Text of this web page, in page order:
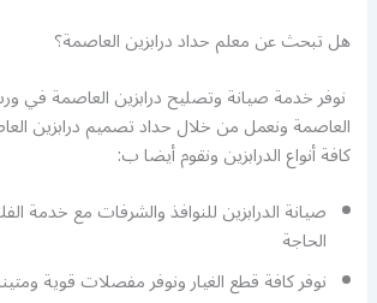
هل تبحث عن معلم حداد درابزين العاصمة؟
نوفر خدمة صيانة وتصليح درابزين العاصمة في
العاصمة ونعمل من خلال حداد تصميم درابزين
كافة أنواع الدرابزين ونقوم أيضا ب:
صيانة الدرابزين للنوافذ والشرفات مع خدمة
الحاجة
نوفر كافة قطع الغيار ونوفر مفصلات قوية